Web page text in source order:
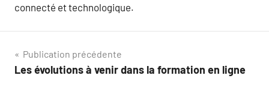
connecté et technologique.
Navigation
de
Publication précédente
Les évolutions à venir dans la formation en ligne